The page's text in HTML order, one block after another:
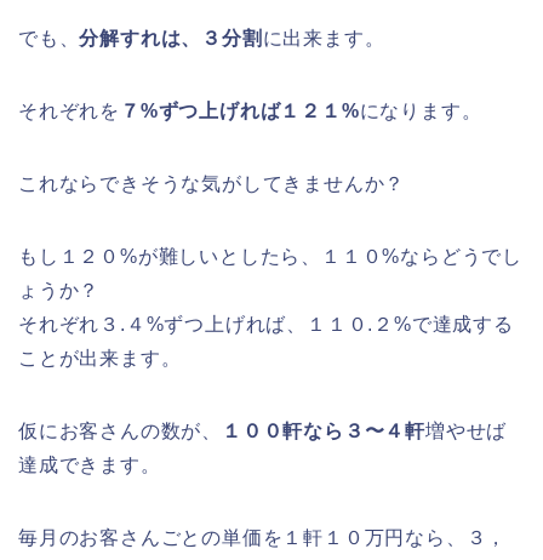
でも、分解すれは、３分割 に出来ます。
それぞれを ７%ずつ上げれば１２１%になります。
これならできそうな気がしてきませんか？
もし１２０%が難しいとしたら、１１０%ならどうでし
ょうか？
それぞれ３.４%ずつ上げれば、１１０.２%で達成する
ことが出来ます。
仮にお客さんの数が、 １００軒なら３〜４軒増やせば
達成できます。
毎月のお客さんごとの単価を１軒１０万円なら、３，